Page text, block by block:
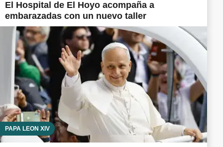
El Hospital de El Hoyo acompaña a
embarazadas con un nuevo taller
PAPA LEÓN XIV